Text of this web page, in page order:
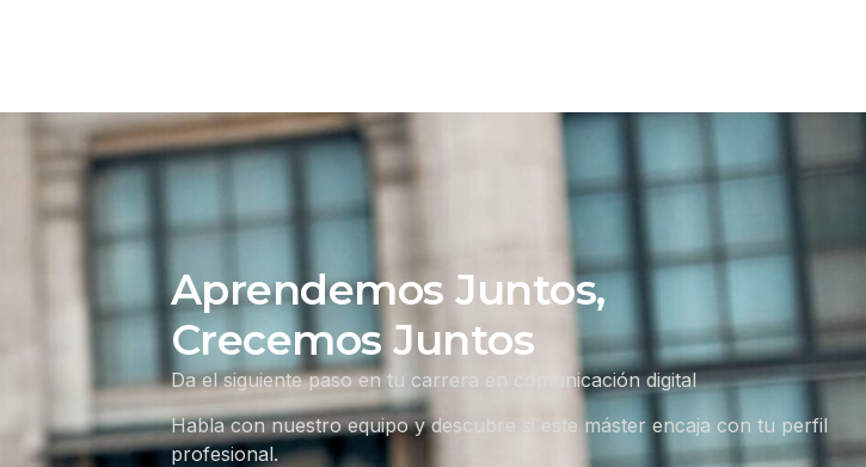
Aprendemos Juntos,
Crecemos Juntos
Da el siguiente paso en tu carrera en comunicación digital
Habla con nuestro equipo y descubre si este máster encaja con tu perfil
profesional.